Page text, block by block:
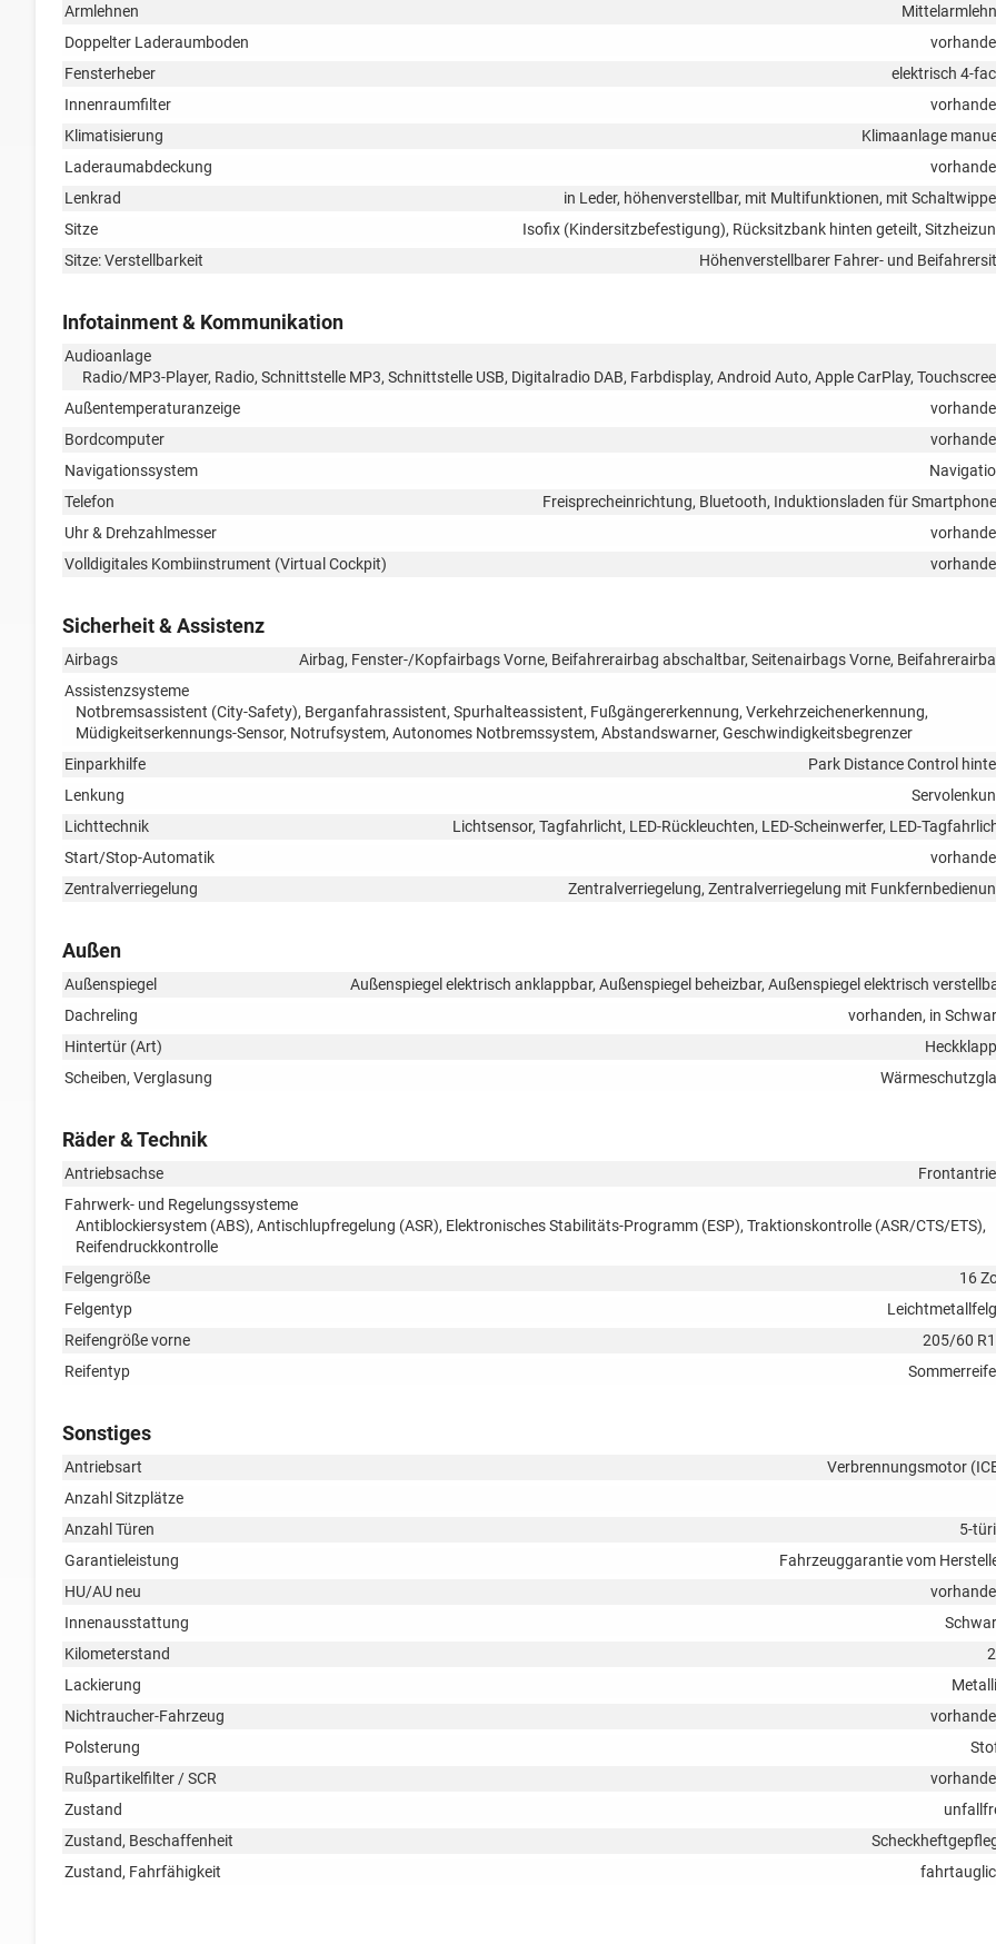
Armlehnen
Doppelter Laderaumboden
Fensterheber
elektrisch 4-
Innenraumfilter
Klimatisierung
Klimaanlage
Laderaumabdeckung
Lenkrad
in Leder, höhenverstellbar, mit Multifunktionen, mit
Sitze
Isofix (Kindersitzbefestigung), Rücksitzbank hinten geteilt,
Sitze: Verstellbarkeit
Höhenverstellbarer Fahrer- und
Infotainment & Kommunikation
Audioanlage
Radio/MP3-Player, Radio, Schnittstelle MP3, Schnittstelle USB, Digitalradio DAB, Farbdisplay, Android Auto, Apple CarPlay,
Außentemperaturanzeige
Bordcomputer
Navigationssystem
Telefon
Freisprecheinrichtung, Bluetooth, Induktionsladen für
Uhr & Drehzahlmesser
Volldigitales Kombiinstrument (Virtual Cockpit)
Sicherheit & Assistenz
Airbags
Airbag, Fenster-/Kopfairbags Vorne, Beifahrerairbag abschaltbar, Seitenairbags Vorne,
Assistenzsysteme
Notbremsassistent (City-Safety), Berganfahrassistent, Spurhalteassistent, Fußgängererkennung, Verkehrzeichenerkennung,
Müdigkeitserkennungs-Sensor, Notrufsystem, Autonomes Notbremssystem, Abstandswarner, Geschwindigkeitsbegrenzer
Einparkhilfe
Park Distance Control
Lenkung
Lichttechnik
Lichtsensor, Tagfahrlicht, LED-Rückleuchten, LED-Scheinwerfer, LED-
Start/Stop-Automatik
Zentralverriegelung
Zentralverriegelung, Zentralverriegelung mit
Außen
Außenspiegel
Außenspiegel elektrisch anklappbar, Außenspiegel beheizbar, Außenspiegel elektrisch
Dachreling
vorhanden, in
Hintertür (Art)
Scheiben, Verglasung
Räder & Technik
Antriebsachse
Fahrwerk- und Regelungssysteme
Antiblockiersystem (ABS), Antischlupfregelung (ASR), Elektronisches Stabilitäts-Programm (ESP), Traktionskontrolle (ASR/CTS/ETS),
Reifendruckkontrolle
Felgengröße
16
Felgentyp
Reifengröße vorne
205/60
Reifentyp
Sonstiges
Antriebsart
Verbrennungsmotor
Anzahl Sitzplätze
Anzahl Türen
5-
Garantieleistung
Fahrzeuggarantie vom
HU/AU neu
Innenausstattung
Kilometerstand
Lackierung
Nichtraucher-Fahrzeug
Polsterung
Rußpartikelfilter / SCR
Zustand
Zustand, Beschaffenheit
Zustand, Fahrfähigkeit